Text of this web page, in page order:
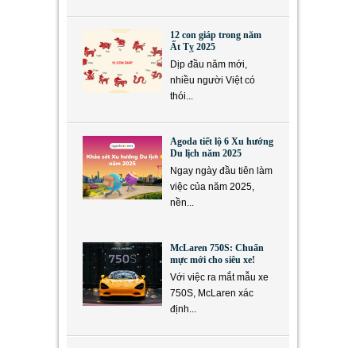
12 con giáp trong năm
Ất Tỵ 2025
Dịp đầu năm mới,
nhiều người Việt có
thói...
Agoda tiết lộ 6 Xu hướng
Du lịch năm 2025
Ngay ngày đầu tiên làm
việc của năm 2025,
nền...
McLaren 750S: Chuẩn
mực mới cho siêu xe!
Với việc ra mắt mẫu xe
750S, McLaren xác
định...